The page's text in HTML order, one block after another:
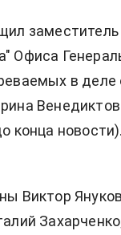
заместитель
в деле
конца новости).
Виктор